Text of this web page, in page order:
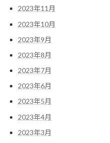
2023年11月
2023年10月
2023年9月
2023年8月
2023年7月
2023年6月
2023年5月
2023年4月
2023年3月